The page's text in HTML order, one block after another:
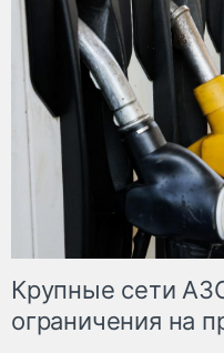
Крупные сети
ограничения на